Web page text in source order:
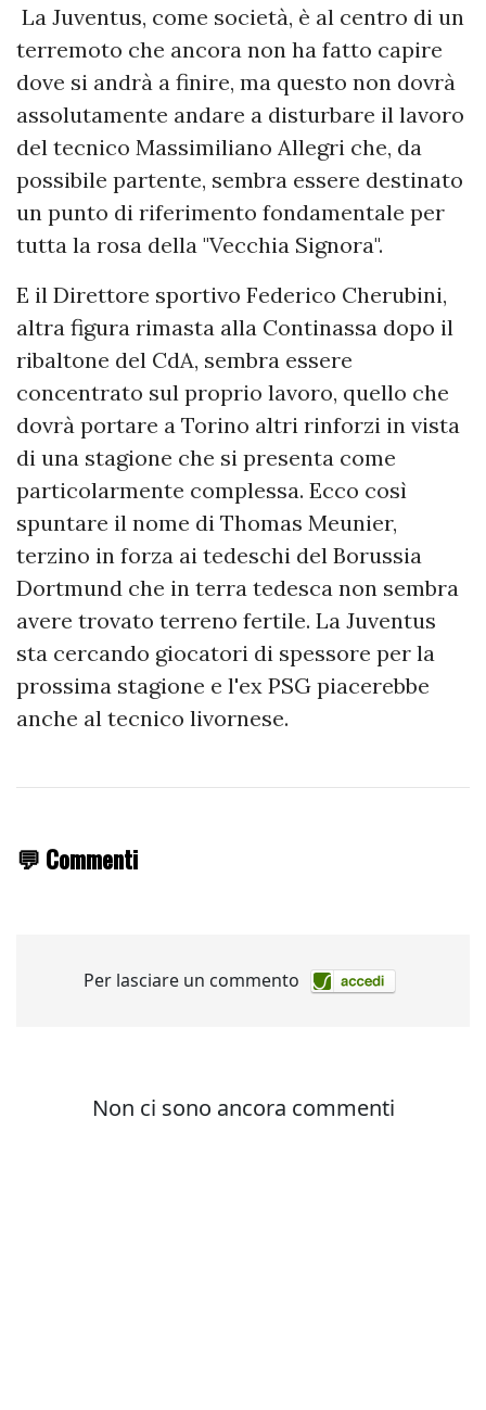
La Juventus, come società, è al centro di un
terremoto che ancora non ha fatto capire
dove si andrà a finire, ma questo non dovrà
assolutamente andare a disturbare il lavoro
del tecnico Massimiliano Allegri che, da
possibile partente, sembra essere destinato
un punto di riferimento fondamentale per
tutta la rosa della "Vecchia Signora".
E il Direttore sportivo Federico Cherubini,
altra figura rimasta alla Continassa dopo il
ribaltone del CdA, sembra essere
concentrato sul proprio lavoro, quello che
dovrà portare a Torino altri rinforzi in vista
di una stagione che si presenta come
particolarmente complessa. Ecco così
spuntare il nome di Thomas Meunier,
terzino in forza ai tedeschi del Borussia
Dortmund che in terra tedesca non sembra
avere trovato terreno fertile. La Juventus
sta cercando giocatori di spessore per la
prossima stagione e l'ex PSG piacerebbe
anche al tecnico livornese.
💬 Commenti